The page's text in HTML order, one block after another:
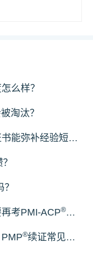
么样？
淘汰？
能弥补经验短板吗？
考PMI-ACP®吗？
®续证常见误区梳理